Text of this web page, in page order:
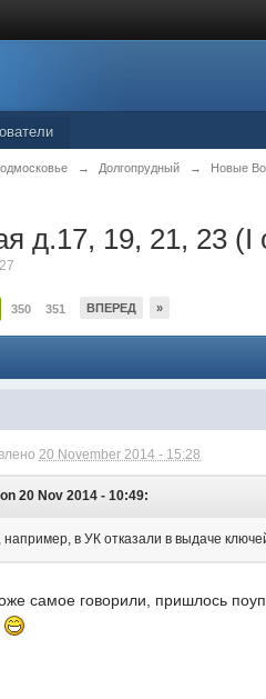
→ Долгопрудный → Новые
д.17, 19, 21, 23 (I
350 351 ВПЕРЕД »
20 November 2014 - 15:28
on 20 Nov 2014 - 10:49:
например, в УК отказали в выдаче
самое говорили, пришлось